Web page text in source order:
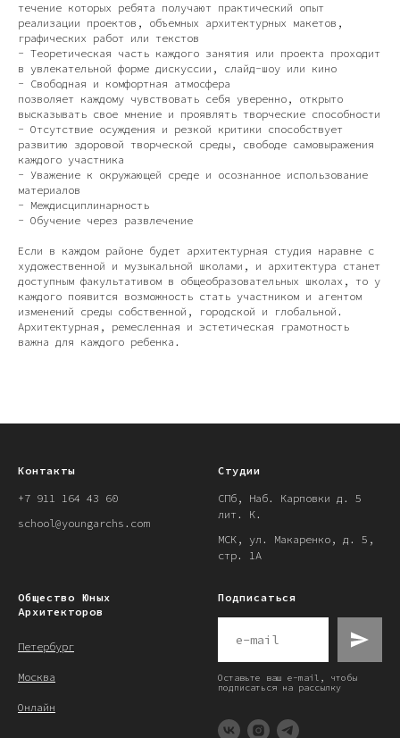
течение которых ребята получают практический опыт
реализации проектов, объемных архитектурных макетов,
графических работ или текстов
- Теоретическая часть каждого занятия или проекта проходит
в увлекательной форме дискуссии, слайд-шоу или кино
- Свободная и комфортная атмосфера
позволяет каждому чувствовать себя уверенно, открыто
высказывать свое мнение и проявлять творческие способности
- Отсутствие осуждения и резкой критики способствует
развитию здоровой творческой среды, свободе самовыражения
каждого участника
- Уважение к окружающей среде и осознанное использование
материалов
- Междисциплинарность
- Обучение через развлечение
Если в каждом районе будет архитектурная студия наравне с
художественной и музыкальной школами, и архитектура станет
доступным факультативом в общеобразовательных школах, то у
каждого появится возможность стать участником и агентом
изменений среды собственной, городской и глобальной.
Архитектурная, ремесленная и эстетическая грамотность
важна для каждого ребенка.
Контакты
+7 911 164 43 60
school@youngarchs.com
Студии
СПб, Наб. Карповки д. 5
лит. К.
МСК, ул. Макаренко, д. 5,
стр. 1А
Общество Юных
Архитекторов
Петербург
Москва
Онлайн
Подписаться
Оставьте ваш e-mail, чтобы
подписаться на рассылку